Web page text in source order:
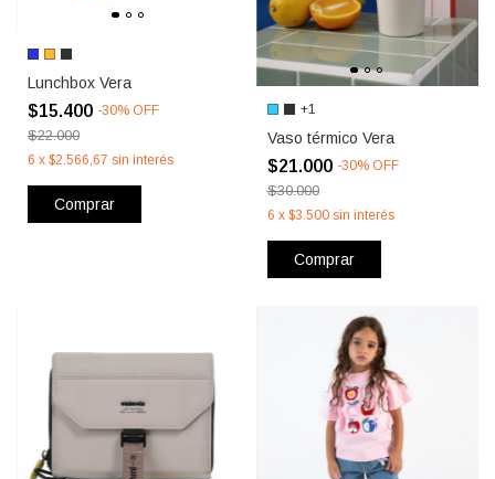
Lunchbox Vera
$15.400 -30% OFF
$22.000
6 x $2.566,67 sin interés
Comprar
+1
Vaso térmico Vera
$21.000 -30% OFF
$30.000
6 x $3.500 sin interés
Comprar